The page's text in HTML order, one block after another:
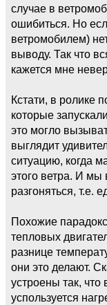
случае в
ошибиться. Но
ветромобилем)
выводу. Так что
кажется мне
Кстати, в ролике
которые
это могло
выглядит
ситуацию, когда
этого ветра. И мы
разгоняться, т.е.
Похожие
тепловых
разнице
они это делают.
устроены так, что
успользуется